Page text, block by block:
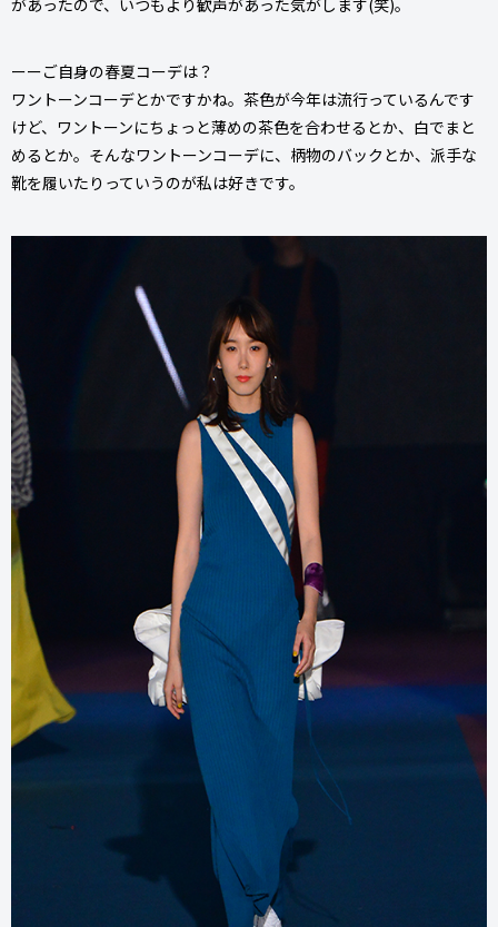
ーーご自身の春夏コーデは？
ワントーンコーデとかですかね。茶色が今年は流行っているんです
けど、ワントーンにちょっと薄めの茶色を合わせるとか、白でまと
めるとか。そんなワントーンコーデに、柄物のバックとか、派手な
靴を履いたりっていうのが私は好きです。